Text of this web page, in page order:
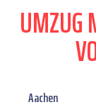
UMZUG
Aachen